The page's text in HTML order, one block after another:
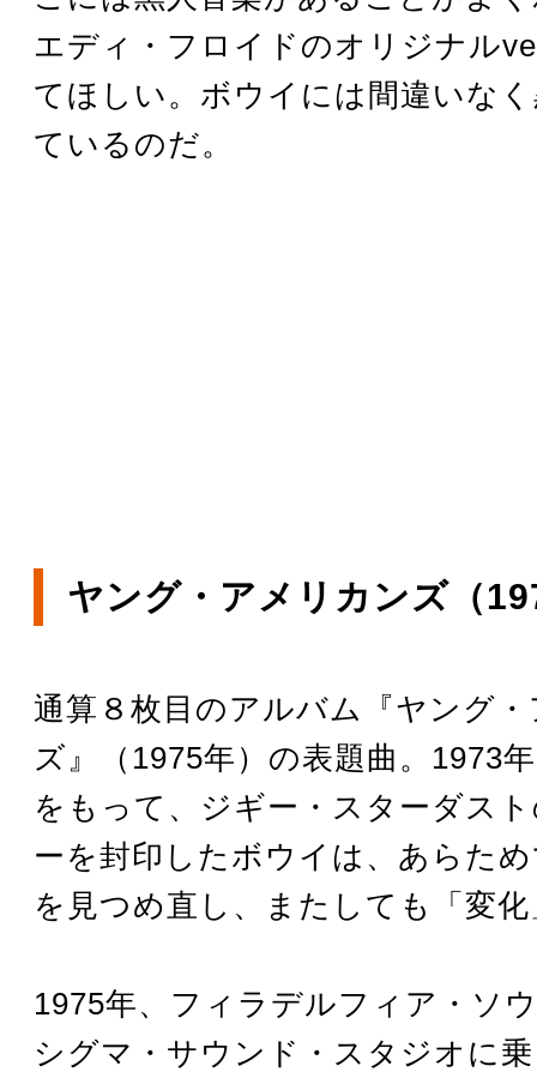
エディ・フロイドのオリジナル
てほしい。ボウイには間違いな
ているのだ。
ヤング・アメリカンズ（
通算８枚目のアルバム『ヤング
ズ』（1975年）の表題曲。1973
をもって、ジギー・スターダス
ーを封印したボウイは、あらた
を見つめ直し、またしても「変
1975年、フィラデルフィア・ソ
シグマ・サウンド・スタジオに